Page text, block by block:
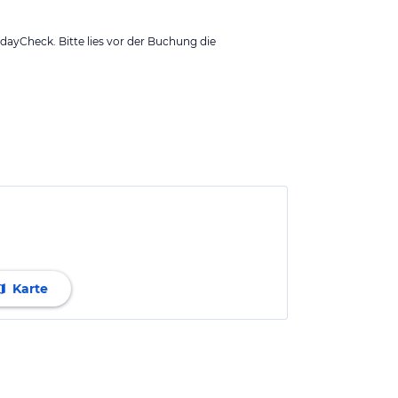
Bitte lies vor der Buchung die
Karte